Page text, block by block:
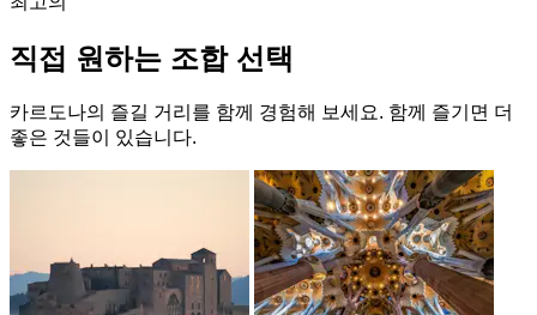
직접 원하는 조합 선택
카르도나의 즐길 거리를 함께 경험해 보세요. 함께 즐기면 더
좋은 것들이 있습니다.